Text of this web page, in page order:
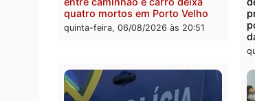
sexta-feira, 07/08/2026 às 09:33